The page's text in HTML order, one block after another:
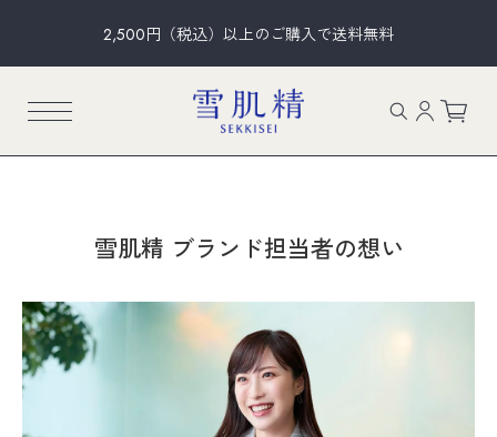
2,500円（税込）以上のご購入で送料無料
雪肌精 ブランド担当者の想い